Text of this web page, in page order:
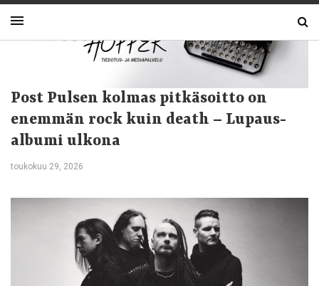
Post Pulsen kolmas pitkäsoitto on
enemmän rock kuin death – Lupaus-
albumi ulkona
toukokuu 29, 2026